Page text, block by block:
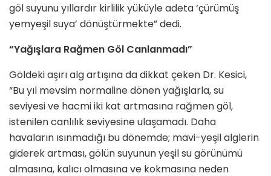
göl suyunu yıllardır kirlilik yüküyle adeta ‘çürümüş
yemyeşil suya’ dönüştürmekte” dedi.
“Yağışlara Rağmen Göl Canlanmadı”
Göldeki aşırı alg artışına da dikkat çeken Dr. Kesici,
“Bu yıl mevsim normaline dönen yağışlarla, su
seviyesi ve hacmi iki kat artmasına rağmen göl,
istenilen canlılık seviyesine ulaşamadı. Daha
havaların ısınmadığı bu dönemde; mavi-yeşil alglerin
giderek artması, gölün suyunun yeşil su görünümü
almasına, kalıcı olmasına ve kokmasına neden